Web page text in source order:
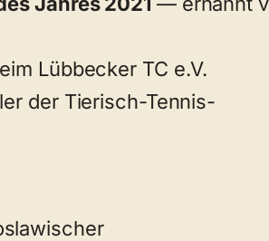
Lübbecker TC e.V.
der Tierisch-Tennis-